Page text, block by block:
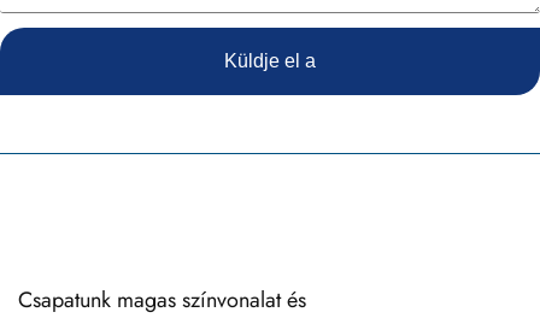
Küldje el a
Csapatunk magas színvonalat és